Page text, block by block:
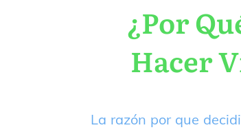
¿Por
Hacer
La razón por que